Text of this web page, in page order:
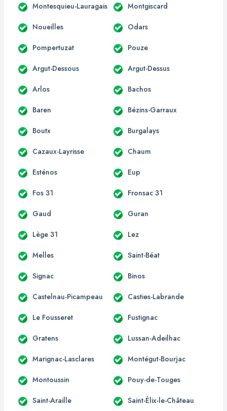
Montesquieu-Lauragais Montgiscard
Noueilles Odars
Pompertuzat Pouze
Argut-Dessous Argut-Dessus
Arlos Bachos
Baren Bézins-Garraux
Boutx Burgalays
Cazaux-Layrisse Chaum
Esténos Eup
Fos 31 Fronsac 31
Gaud Guran
Lège 31 Lez
Melles Saint-Béat
Signac Binos
Castelnau-Picampeau Casties-Labrande
Le Fousseret Fustignac
Gratens Lussan-Adeilhac
Marignac-Lasclares Montégut-Bourjac
Montoussin Pouy-de-Touges
Saint-Araille Saint-Élix-le-Château